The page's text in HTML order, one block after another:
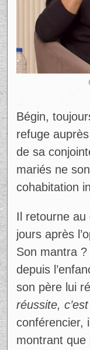
Bégin,
refuge
de sa
mariés ne
cohabitation
Il retourne
jours après
Son mantra
depuis
son père lui
réussite,
conférencier,
montrant que